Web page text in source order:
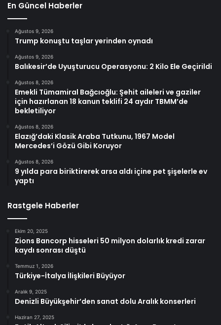
En Güncel Haberler
Ağustos 9, 2026
Trump konuştu taşlar yerinden oynadı
Ağustos 9, 2026
Balıkesir’de Uyuşturucu Operasyonu: 2 Kilo Ele Geçirildi
Ağustos 8, 2026
Emekli Tümamiral Bağcıoğlu: Şehit aileleri ve gaziler
için hazırlanan 18 kanun teklifi 24 aydır TBMM’de
bekletiliyor
Ağustos 8, 2026
Elazığ’daki Klasik Araba Tutkunu, 1967 Model
Mercedes’i Gözü Gibi Koruyor
Ağustos 8, 2026
9 yılda para biriktirerek arsa aldı içine pet şişelerle ev
yaptı
Rastgele Haberler
Ekim 20, 2025
Zions Bancorp hisseleri 50 milyon dolarlık kredi zarar
kaydı sonrası düştü
Temmuz 1, 2026
Türkiye-İtalya İlişkileri Büyüyor
Aralık 9, 2025
Denizli Büyükşehir’den sanat dolu Aralık konserleri
Haziran 27, 2025